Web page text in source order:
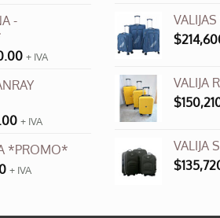
$6,000.00.
-
El
actual
$6,000.00.
+ IVA
El
actual
es:
+ IVA
*PROMO*
El+ IVA
$
VALIJA
$
VALIJA
$